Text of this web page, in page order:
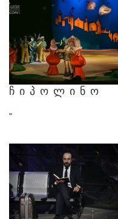
Ჩ Ი Პ Ო Ლ Ი Ნ Ო
"